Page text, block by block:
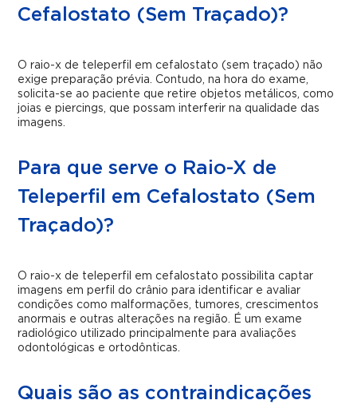
Cefalostato (Sem Traçado)?
O raio-x de teleperfil em cefalostato (sem traçado) não
exige preparação prévia. Contudo, na hora do exame,
solicita-se ao paciente que retire objetos metálicos, como
joias e piercings, que possam interferir na qualidade das
imagens.
Para que serve o Raio-X de
Teleperfil em Cefalostato (Sem
Traçado)?
O raio-x de teleperfil em cefalostato possibilita captar
imagens em perfil do crânio para identificar e avaliar
condições como malformações, tumores, crescimentos
anormais e outras alterações na região. É um exame
radiológico utilizado principalmente para avaliações
odontológicas e ortodônticas.
Quais são as contraindicações